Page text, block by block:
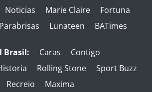
Noticias Marie Claire
Fortuna
Parabrisas Lunateen BATimes
Brasil: Caras
Contigo
Rolling Stone
Sport Buzz
Recreio
Maxima